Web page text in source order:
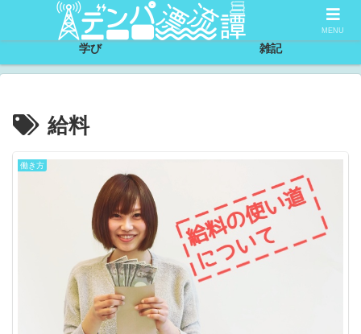
サイトについて
学び 雑記
給料
働き方
MENU